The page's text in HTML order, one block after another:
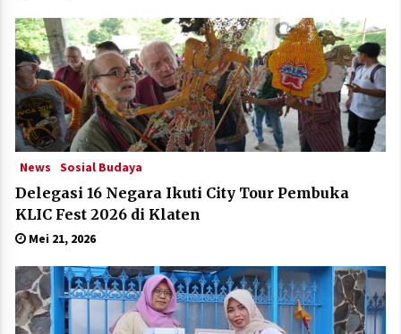
News Sosial Budaya
Delegasi 16 Negara Ikuti City Tour Pembuka
KLIC Fest 2026 di Klaten
Mei 21, 2026